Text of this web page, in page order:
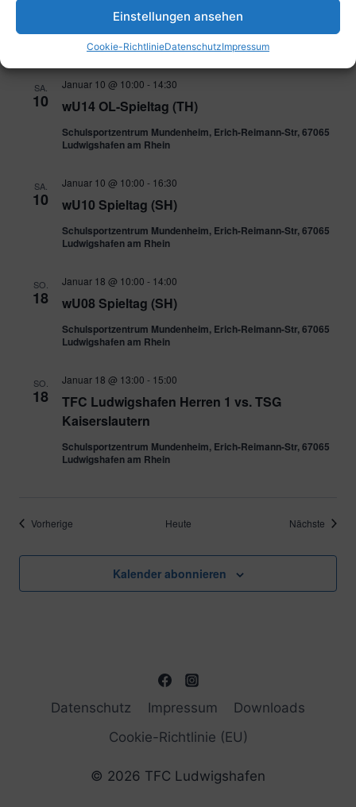
Einstellungen ansehen
Cookie-RichtlinieDatenschutzImpressum
Parkstraße 43, 67061 Ludwigshafen am Rhein, Deutschland
SA.
10 wU14 OL-Spieltag (TH)
Januar 10 @ 10:00 - 14:30
Schulsportzentrum Mundenheim, Erich-Reimann-Str, 67065
Ludwigshafen am Rhein
SA.
10 wU10 Spieltag (SH)
Januar 10 @ 10:00 - 16:30
Schulsportzentrum Mundenheim, Erich-Reimann-Str, 67065
Ludwigshafen am Rhein
SO.
18 wU08 Spieltag (SH)
Januar 18 @ 10:00 - 14:00
Schulsportzentrum Mundenheim, Erich-Reimann-Str, 67065
Ludwigshafen am Rhein
SO.
18
TFC Ludwigshafen Herren 1 vs. TSG
Kaiserslautern
Januar 18 @ 13:00 - 15:00
Schulsportzentrum Mundenheim, Erich-Reimann-Str, 67065
Ludwigshafen am Rhein
Vorherige Heute Nächste
Kalender abonnieren
Datenschutz Impressum
Downloads
Cookie-Richtlinie (EU)
© 2026 TFC Ludwigshafen